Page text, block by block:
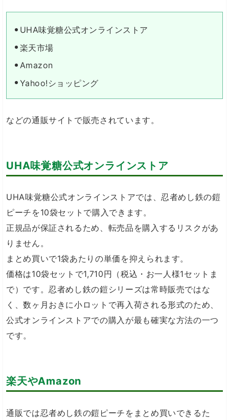
UHA味覚糖公式オンラインストア
楽天市場
Amazon
Yahoo!ショッピング
などの通販サイトで販売されています。
UHA味覚糖公式オンラインストア
UHA味覚糖公式オンラインストアでは、忍者めし鉄の鎧
ピーチを10袋セットで購入できます。
正規品が保証されるため、転売品を購入するリスクがあ
りません。
まとめ買いで1袋あたりの単価を抑えられます。
価格は10袋セットで1,710円（税込・お一人様1セットま
で）です。忍者めし鉄の鎧シリーズは常時販売ではな
く、数ヶ月おきに小ロットで再入荷される形式のため、
公式オンラインストアでの購入が最も確実な方法の一つ
です。
楽天やAmazon
通販では忍者めし鉄の鎧ピーチをまとめ買いできるた